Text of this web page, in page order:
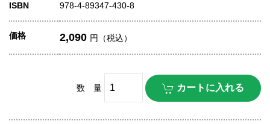
ISBN 978-4-89347-430-8
価格 2,090 円（税込）
数 量